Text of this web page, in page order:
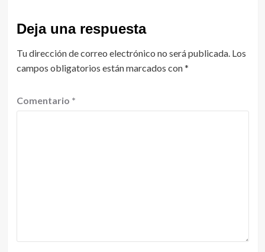
Deja una respuesta
Tu dirección de correo electrónico no será publicada. Los
campos obligatorios están marcados con*
Comentario *